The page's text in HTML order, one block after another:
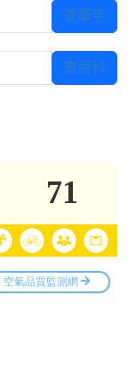
查單字
查百科